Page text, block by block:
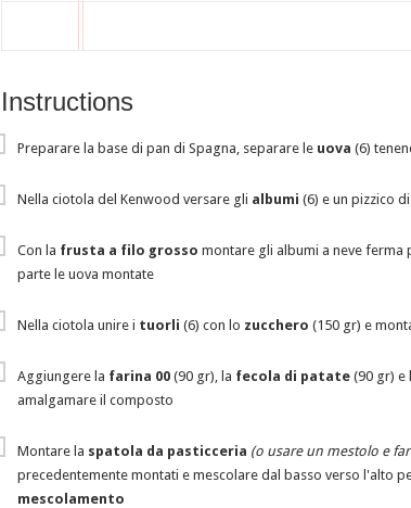
Instructions
Preparare la base di pan di Spagna, separare le uova (6)
Nella ciotola del Kenwood versare gli albumi (6) e un pizzico di
Con la frusta a filo grosso montare gli albumi a neve ferma
parte le uova montate
Nella ciotola unire i tuorli (6) con lo zucchero (150 gr) e
Aggiungere la farina 00(90 gr), la fecola di patate(90 gr) e
amalgamare il composto
Montare la spatola da pasticceria (o usare un mestolo e
precedentemente montati e mescolare dal basso verso l'alto
mescolamento